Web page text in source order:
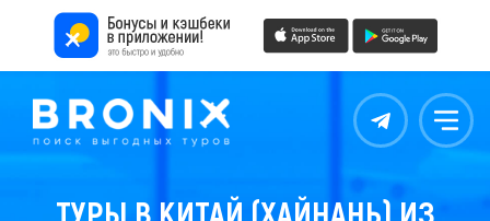
Контакты Меню
ТУРЫ В КИТАЙ (ХАЙНАНЬ) ИЗ